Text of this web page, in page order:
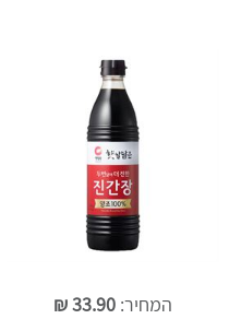
המחיר:33.90
₪